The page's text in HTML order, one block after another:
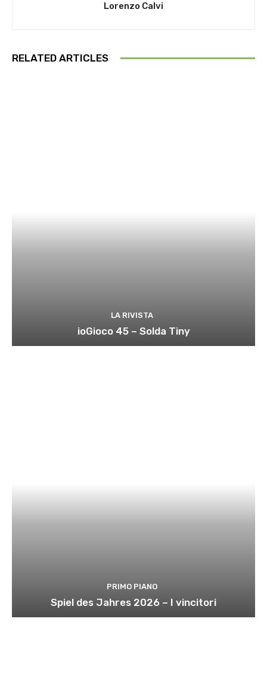
Lorenzo Calvi
RELATED ARTICLES
LA RIVISTA
ioGioco 45 – Solda Tiny
PRIMO PIANO
Spiel des Jahres 2026 – I vincitori